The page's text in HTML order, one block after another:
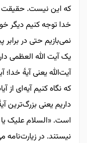
که این نیست. حقیقت
خدا توجه کنیم دیگر
نمی‌بازیم حتی در
یک آیت ‌الله‌ العظمی
آیت‌الله یعنی آیۀ
که نگاه کنیم آیه‌ای
داریم یعنی بزرگ‌ترین
است. «السلام علیک یا
نیستند. در زیارت‌نامه